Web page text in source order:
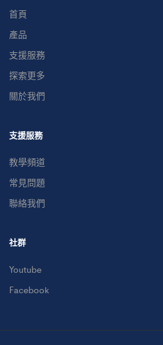
首頁
產品
支援服務
探索更多
關於我們
支援服務
教學頻道
常見問題
聯絡我們
社群
Youtube
Facebook